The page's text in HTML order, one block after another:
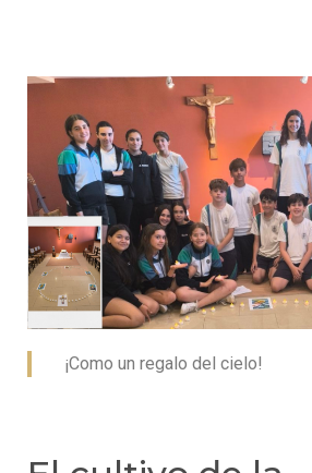
¡Como un regalo del cielo!